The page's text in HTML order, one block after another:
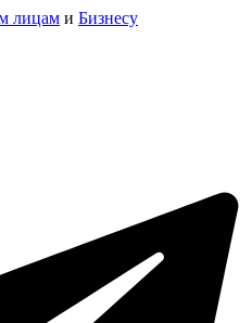
лицам и Бизнесу